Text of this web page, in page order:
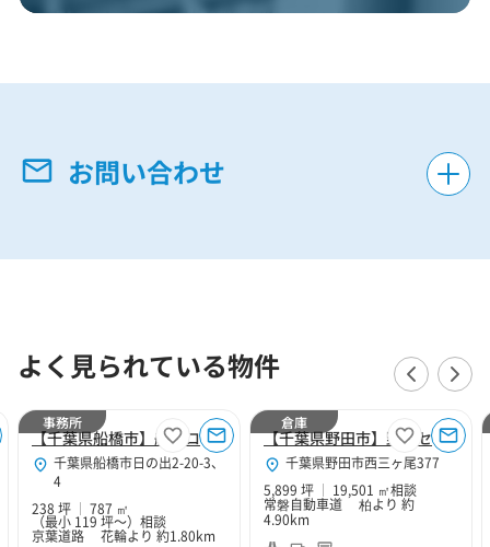
お問い合わせ
よく見られている物件
【千葉県船橋市】船橋ロジスティクス事務所区画
千葉県船橋市日の出2-20-3、
4
238 坪
787 ㎡
（最小 119 坪～） 相談
京葉道路 花輪より 約1.80km
事務所
【千葉県野田市】野田センター
千葉県野田市西三ヶ尾377
5,899 坪
19,501 ㎡相談
常磐自動車道 柏より 約
4.90km
倉庫